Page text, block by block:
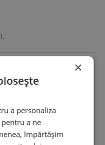
pentru Craciun”
publicată.
*
×
a personaliza
a ne
împărtășim